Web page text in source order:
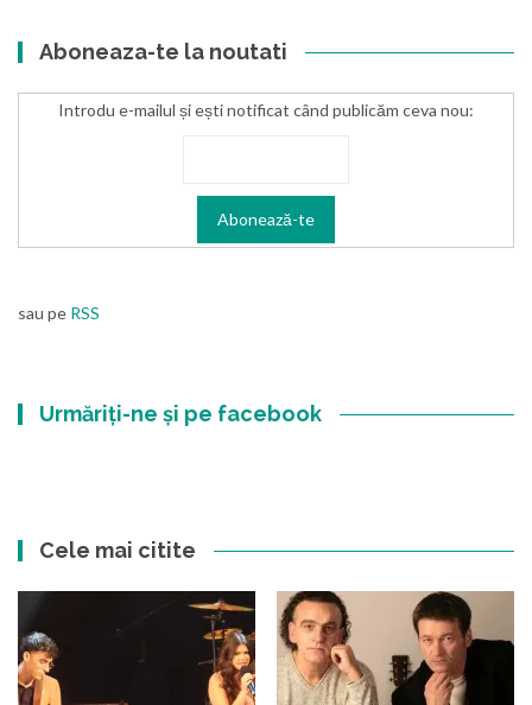
Aboneaza-te la noutati
Introdu e-mailul și ești notificat când publicăm ceva nou:
sau pe RSS
Urmăriți-ne și pe facebook
Cele mai citite